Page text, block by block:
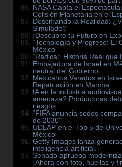
NASA Capta el
Colisión Planetaria en el
Descifrando la Realidad:
Simulado?
¡Descubre tu Futuro en
“Tecnología y Progreso: El
México”
“Radical: Historia Real que
Embajadora de Israel en
neutral del Gobierno
Mexicanos Varados en
Repatriación en Marcha
IA en la industria
amenaza? Productoras
riesgos
“FIFA anuncia sedes
de 2030”
UDLAP en el Top 5 de
México
Getty Images lanza
inteligencia artificial.
Senado aprueba
¡Ahora con foto, huellas y